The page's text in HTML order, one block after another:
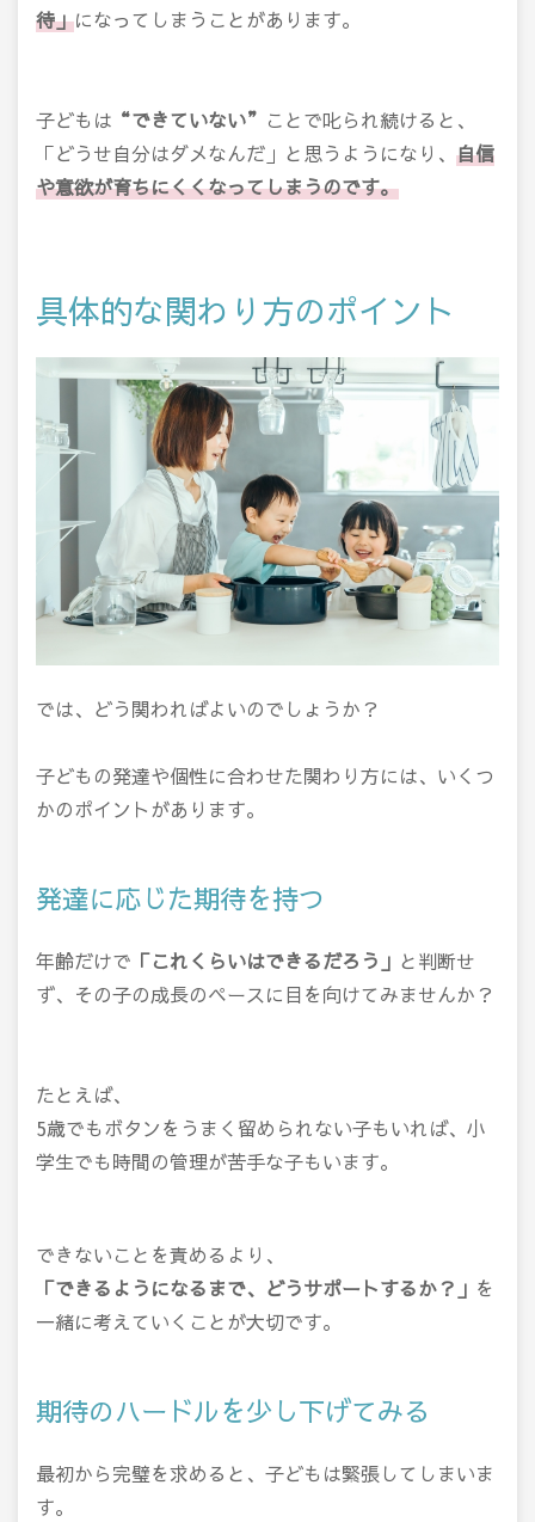
待」になってしまうことがあります。
子どもは “できていない” ことで叱られ続けると、
「どうせ自分はダメなんだ」と思うようになり、 自信
や意欲が育ちにくくなってしまうのです。
具体的な関わり方のポイント
では、どう関わればよいのでしょうか？
子どもの発達や個性に合わせた関わり方には、いくつ
かのポイントがあります。
発達に応じた期待を持つ
年齢だけで 「これくらいはできるだろう」 と判断せ
ず、その子の成長のペースに目を向けてみませんか？
たとえば、
5歳でもボタンをうまく留められない子もいれば、小
学生でも時間の管理が苦手な子もいます。
できないことを責めるより、
「できるようになるまで、どうサポートするか？」 を
一緒に考えていくことが大切です。
期待のハードルを少し下げてみる
最初から完璧を求めると、子どもは緊張してしまいま
す。